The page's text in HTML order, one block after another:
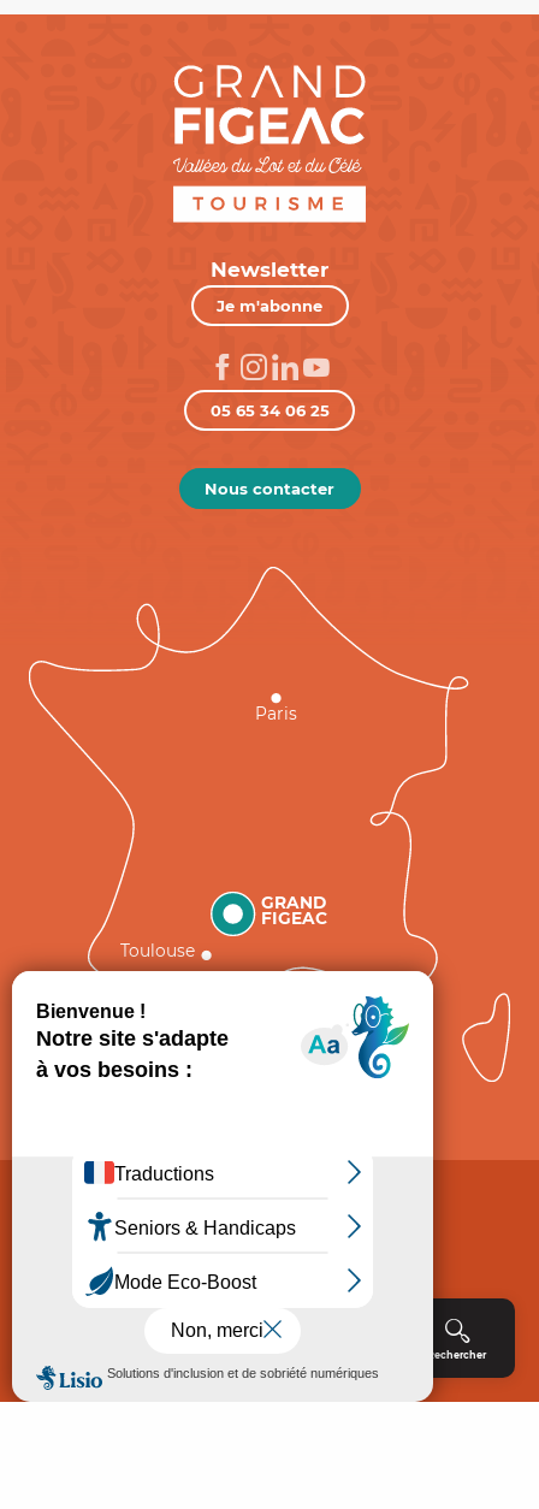
Rechercher
Newsletter
Je m'abonne
05 65 34 06 25
Nous contacter
GRAND
FIGEAC
Toulouse
Paris
Politique de Protection des données
Accessibilité : non conforme